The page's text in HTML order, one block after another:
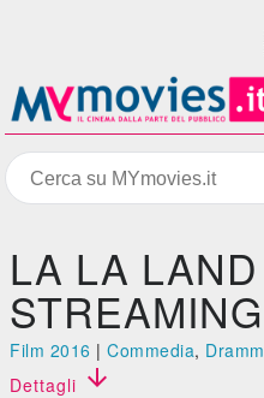
LA LA
STREAMING
Film 2016 |Commedia,
Dettagli 